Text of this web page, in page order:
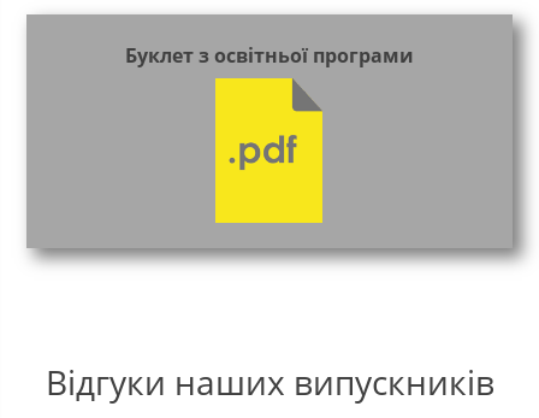
Буклет з освітньої програми
Відгуки наших випускників